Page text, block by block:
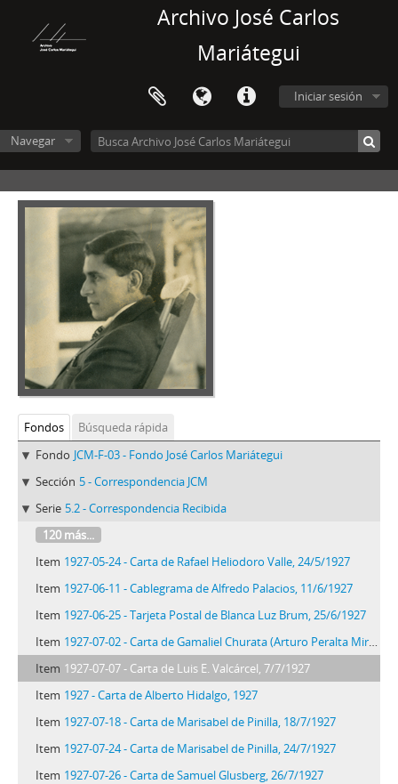
Archivo José Carlos
Mariátegui
Iniciar sesión
Navegar
Fondos
Búsqueda rápida
Fondo JCM-F-03 - Fondo José Carlos Mariátegui
Sección 5 - Correspondencia JCM
Serie 5.2 - Correspondencia Recibida
120 más...
Item 1927-05-24 - Carta de Rafael Heliodoro Valle, 24/5/1927
Item 1927-06-11 - Cablegrama de Alfredo Palacios, 11/6/1927
Item 1927-06-25 - Tarjeta Postal de Blanca Luz Brum, 25/6/1927
Item 1927-07-02 - Carta de Gamaliel Churata (Arturo Peralta Miranda), 2/7/1927
Item 1927-07-07 - Carta de Luis E. Valcárcel, 7/7/1927
Item 1927 - Carta de Alberto Hidalgo, 1927
Item 1927-07-18 - Carta de Marisabel de Pinilla, 18/7/1927
Item 1927-07-24 - Carta de Marisabel de Pinilla, 24/7/1927
Item 1927-07-26 - Carta de Samuel Glusberg, 26/7/1927